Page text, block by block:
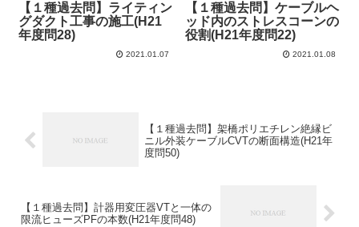
【１種過去問】ライティン
グダクト工事の施工(H21
年度問28)
2021.01.07
【１種過去問】ケーブルヘ
ッド内のストレスコーンの
役割(H21年度問22)
2021.01.08
【１種過去問】架橋ポリエチレン絶縁ビ
ニル外装ケーブルCVTの断面構造(H21年
度問50)
【１種過去問】計器用変圧器VTと一体の
限流ヒューズPFの本数(H21年度問48)